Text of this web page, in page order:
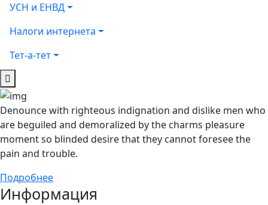
УСН и ЕНВД
Налоги интернета
Тет-а-тет
Denounce with righteous indignation and dislike men who
are beguiled and demoralized by the charms pleasure
moment so blinded desire that they cannot foresee the
pain and trouble.
Подробнее
Информация